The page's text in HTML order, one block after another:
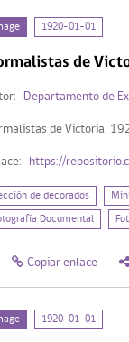
1920-01-01
de
Departamento de
de Victoria,
https://
de decorados
Documental
Copiar enlace
1920-01-01